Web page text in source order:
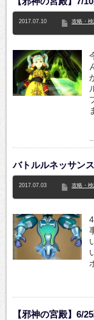
2017.07.10 攻略・
バトルルネッサン
2017.07.03 攻略・
【邪神の宮殿】6/